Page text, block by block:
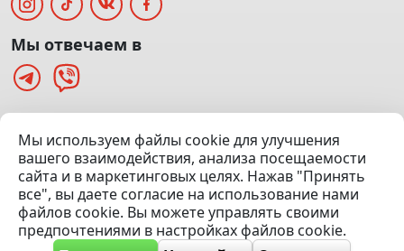
(Офис: 5 этаж | Осмотр авто: 5 этаж)
Посмотреть на карте
© 2020 — 2026 VION.BY — Продажа, выкуп и обмен | УНП
192961100 |Эвакуатор Минск
Мы используем файлы cookie для улучшения
вашего взаимодействия, анализа посещаемости
сайта и в маркетинговых целях. Нажав "Принять
все", вы даете согласие на использование нами
файлов cookie. Вы можете управлять своими
предпочтениями в настройках файлов cookie.
Мы отвечаем в